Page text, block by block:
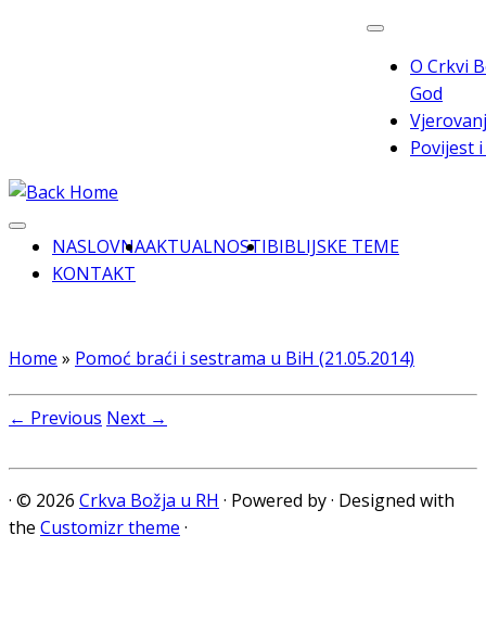
O Crkvi
God
Povijest
NASLOVNAAKTUALNOSTIBIBLIJSKE TEME
KONTAKT
Home » Pomoć braći i sestrama u BiH (21.05.2014)
← Previous Next →
· © 2026 Crkva Božja u RH · Powered by· Designed with
the Customizr theme ·